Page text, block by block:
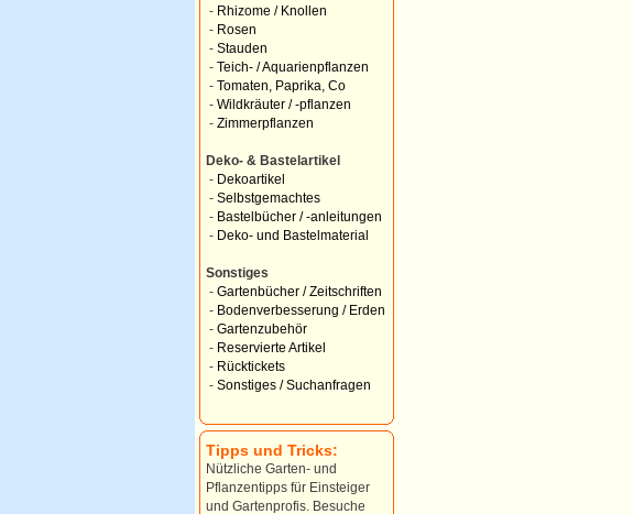
- Rhizome / Knollen
- Rosen
- Stauden
- Teich- / Aquarienpflanzen
- Tomaten, Paprika, Co
- Wildkräuter / -pflanzen
- Zimmerpflanzen
Deko- & Bastelartikel
- Dekoartikel
- Selbstgemachtes
- Bastelbücher / -anleitungen
- Deko- und Bastelmaterial
Sonstiges
- Gartenbücher / Zeitschriften
- Bodenverbesserung / Erden
- Gartenzubehör
- Reservierte Artikel
- Rücktickets
- Sonstiges / Suchanfragen
Tipps und Tricks:
Nützliche Garten- und
Pflanzentipps für Einsteiger
und Gartenprofis. Besuche